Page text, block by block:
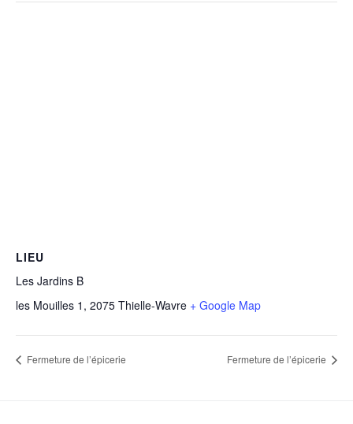
LIEU
Les Jardins B
les Mouilles 1, 2075 Thielle-Wavre + Google Map
Fermeture de l’épicerie Fermeture de l’épicerie